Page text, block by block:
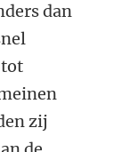
dan
zij